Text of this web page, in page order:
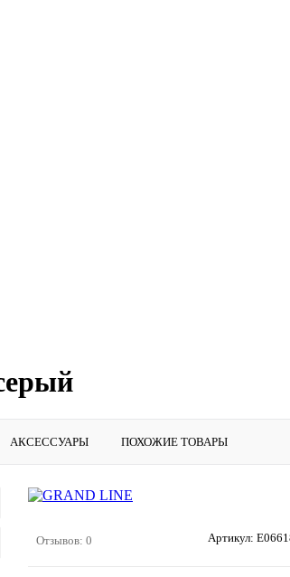
АКСЕССУАРЫ ПОХОЖИЕ ТОВАРЫ
Отзывов: 0 Артикул: